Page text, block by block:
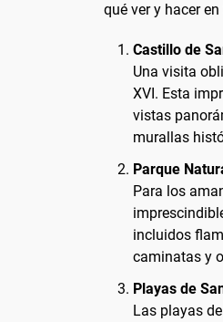
qué ver y hacer
Castillo de
Una visita
XVI. Esta
vistas
murallas
Parque
Para los
incluidos
caminatas y
Playas de
Las playas